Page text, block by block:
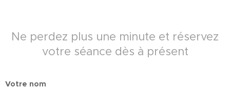
Ne perdez plus une minute et réservez
votre séance dès à présent
Votre nom